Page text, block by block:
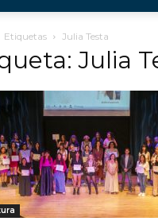
Etiquetas Julia Testa
Julia